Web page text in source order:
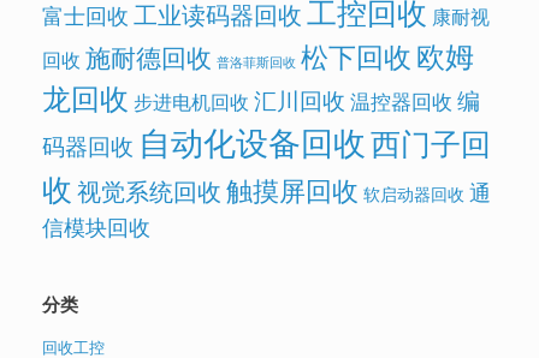
富士回收工业读码器回收工控回收 康耐视
回收 施耐德回收 普洛菲斯回收 松下回收欧姆
龙回收 步进电机回收 汇川回收 温控器回收 编
码器回收 自动化设备回收西门子回
收视觉系统回收触摸屏回收 软启动器回收 通
信模块回收
分类
回收工控